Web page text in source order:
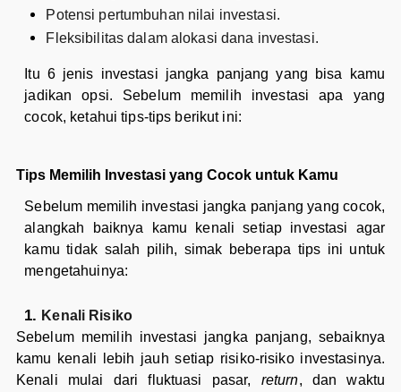
Potensi pertumbuhan nilai investasi.
Fleksibilitas dalam alokasi dana investasi.
Itu 6 jenis investasi jangka panjang yang bisa kamu
jadikan opsi. Sebelum memilih investasi apa yang
cocok, ketahui tips-tips berikut ini:
Tips Memilih Investasi yang Cocok untuk Kamu
Sebelum memilih investasi jangka panjang yang cocok,
alangkah baiknya kamu kenali setiap investasi agar
kamu tidak salah pilih, simak beberapa tips ini untuk
mengetahuinya:
Kenali Risiko
Sebelum memilih investasi jangka panjang, sebaiknya
kamu kenali lebih jauh setiap risiko-risiko investasinya.
Kenali mulai dari fluktuasi pasar, return, dan waktu